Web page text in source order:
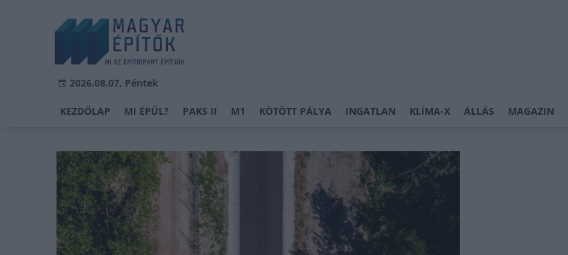
2026.08.07, Péntek
KEZDŐLAP MI ÉPÜL? PAKS II M1 KÖTÖTT PÁLYA INGATLAN KLÍMA-X ÁLLÁS MAGAZIN